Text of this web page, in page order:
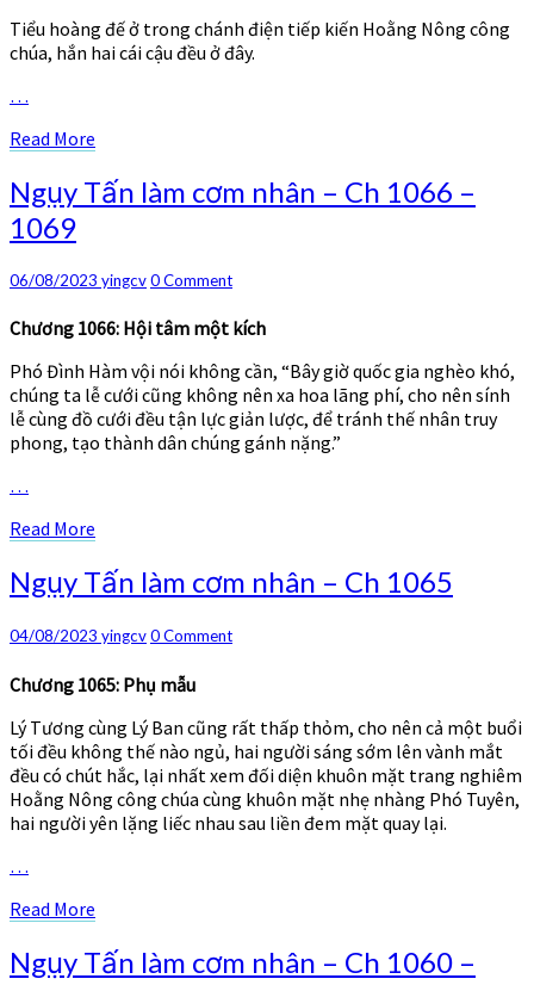
–
1072
Tiểu hoàng đế ở trong chánh điện tiếp kiến Hoằng Nông công
chúa, hắn hai cái cậu đều ở đây.
…
Read More
Ngụy
Tấn
làm
nhân
Ch
–
1069
Ngụy Tấn làm cơm nhân – Ch 1066 –
1069
06/08/2023 yingcvComments
0 Comment
Chương 1066: Hội tâm một kích
Phó Đình Hàm vội nói không cần, “Bây giờ quốc gia nghèo khó,
chúng ta lễ cưới cũng không nên xa hoa lãng phí, cho nên sính
lễ cùng đồ cưới đều tận lực giản lược, để tránh thế nhân truy
phong, tạo thành dân chúng gánh nặng.”
…
Read More
Ngụy
Tấn
cơm
–
Ch
1065
Ngụy Tấn làm cơm nhân – Ch 1065
04/08/2023 yingcvComments
0 Comment
Chương 1065: Phụ mẫu
Lý Tương cùng Lý Ban cũng rất thấp thỏm, cho nên cả một buổi
tối đều không thế nào ngủ, hai người sáng sớm lên vành mắt
đều có chút hắc, lại nhất xem đối diện khuôn mặt trang nghiêm
Hoằng Nông công chúa cùng khuôn mặt nhẹ nhàng Phó Tuyên,
hai người yên lặng liếc nhau sau liền đem mặt quay lại.
…
Read More
Ngụy
Tấn
Ngụy Tấn làm cơm nhân – Ch 1060 –